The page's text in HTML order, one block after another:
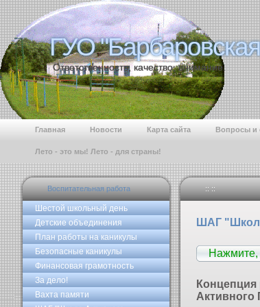
ГУО
ГУО
Ответственность, качество, внимание.
Главная Новости Карта сайта Вопросы и
Лето - это мы! Лето - для страны!
Воспитательная работа
Шестой школьный день
Детские объединения
План работы на каникулы
Безопасные каникулы
Финансовая грамотность
За дело!
Вахта памяти
:: ::
ШАГ
Активного